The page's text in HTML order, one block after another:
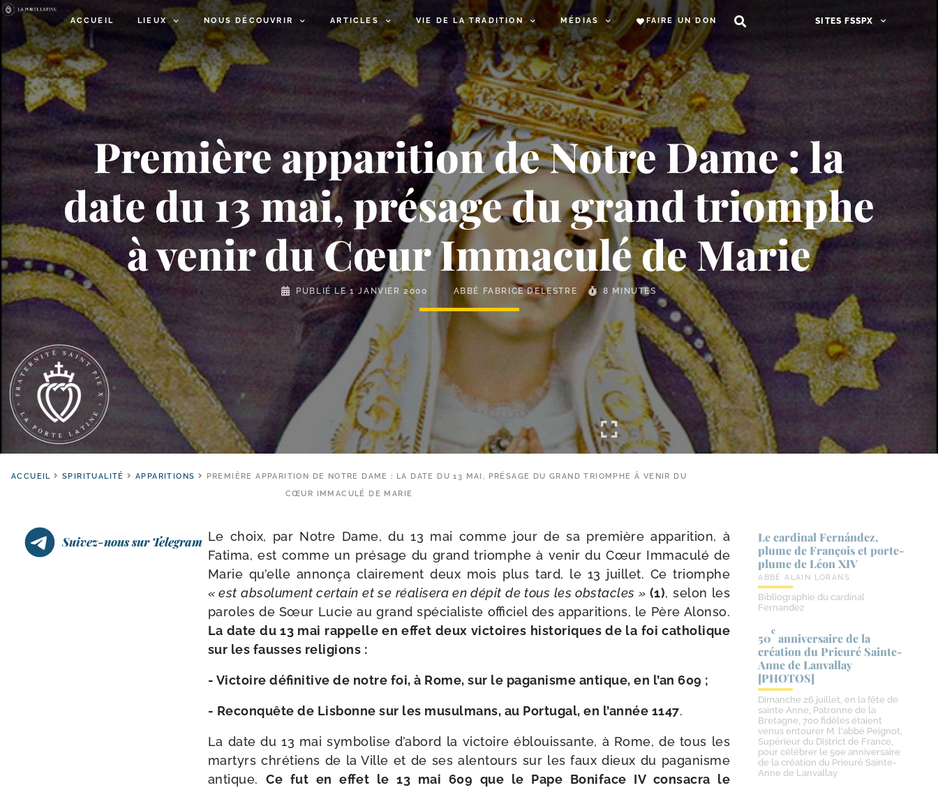
ACCUEIL LIEUX NOUS DÉCOUVRIR ARTICLES VIE DE LA TRADITION MÉDIAS FAIRE UN DON SITES FSSPX
Première apparition de Notre Dame : la
date du 13 mai, présage du grand triomphe
à venir du Cœur Immaculé de Marie
PUBLIÉ LE1 JANVIER 2000 ABBÉ FABRICE DELESTRE 8 MINUTES
ACCUEIL SPIRITUALITÉ APPARITIONS
PREMIÈRE APPARITION DE NOTRE DAME : LA DATE DU 13 MAI, PRÉSAGE DU GRAND TRIOMPHE À VENIR DU
CŒUR IMMACULÉ DE MARIE
Suivez-nous sur Telegram Le choix, par Notre Dame, du 13 mai comme jour de sa pre­mière appa­ri­tion, à
Fatima, est comme un pré­sage du grand triomphe à venir du Cœur Immaculé de
Marie qu’elle annon­ça clai­re­ment deux mois plus tard, le 13 juillet. Ce triomphe
« est abso­lu­ment cer­tain et se réa­li­se­ra en dépit de tous les obs­tacles » (1), selon les
paroles de Sœur Lucie au grand spé­cia­liste offi­ciel des appa­ri­tions, le Père Alonso.
La date du 13 mai rap­pelle en effet deux vic­toires his­to­riques de la foi catho­lique
sur les fausses religions :
- Victoire défi­ni­tive de notre foi, à Rome, sur le paga­nisme antique, en l’an 609 ;
- Reconquête de Lisbonne sur les musul­mans, au Portugal, en l’année 1147.
La date du 13 mai sym­bo­lise d’abord la vic­toire éblouis­sante, à Rome, de tous les
mar­tyrs chré­tiens de la Ville et de ses alen­tours sur les faux dieux du paga­nisme
antique.Ce fut en effet le 13 mai 609 que le Pape Boniface IV consa­cra le
Le cardinal Fernández,
plume de François et porte-​
plume de Léon XIV
ABBÉ ALAIN LORANS
Bibliographie du cardinal
Fernandez
50
e
anniversaire de la
création du Prieuré Sainte-​
Anne de Lanvallay
[PHOTOS]
Dimanche 26 juillet, en la fête de
sainte Anne, Patronne de la
Bretagne, 700 fidèles étaient
venus entourer M. l'abbé Peignot,
Supérieur du District de France,
pour célébrer le 50e anniversaire
de la création du Prieuré Sainte-
Anne de Lanvallay